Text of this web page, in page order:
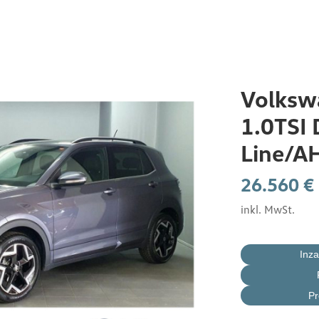
E-Mobilität by Burger
Jobcar
Neuwagen
1.0TSI
Line/
26.560 €
inkl. MwSt.